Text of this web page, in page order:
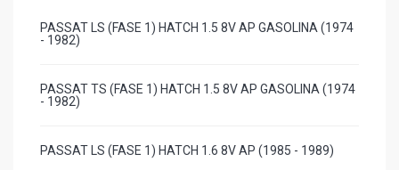
PASSAT LS (FASE 1) HATCH 1.5 8V AP GASOLINA (1974
- 1982)
PASSAT TS (FASE 1) HATCH 1.5 8V AP GASOLINA (1974
- 1982)
PASSAT LS (FASE 1) HATCH 1.6 8V AP (1985 - 1989)